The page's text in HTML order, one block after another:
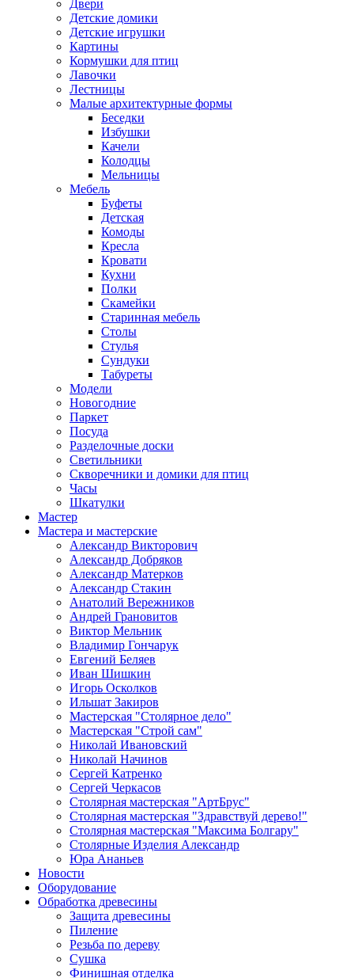
Двери
Детские домики
Детские игрушки
Картины
Кормушки для птиц
Лавочки
Лестницы
Малые архитектурные формы
Беседки
Избушки
Качели
Колодцы
Мельницы
Мебель
Буфеты
Детская
Комоды
Кресла
Кровати
Кухни
Полки
Скамейки
Старинная мебель
Столы
Стулья
Сундуки
Табуреты
Модели
Новогодние
Паркет
Посуда
Разделочные доски
Светильники
Скворечники и домики для птиц
Часы
Шкатулки
Мастер
Мастера и мастерские
Александр Викторович
Александр Добряков
Александр Матерков
Александр Стакин
Анатолий Вережников
Андрей Грановитов
Виктор Мельник
Владимир Гончарук
Евгений Беляев
Иван Шишкин
Игорь Осколков
Ильшат Закиров
Мастерская "Столярное дело"
Мастерская "Строй сам"
Николай Ивановский
Николай Начинов
Сергей Катренко
Сергей Черкасов
Столярная мастерская "АртБрус"
Столярная мастерская "Здравствуй дерево!"
Столярная мастерская "Максима Болгару"
Столярные Изделия Александр
Юра Ананьев
Новости
Оборудование
Обработка древесины
Защита древесины
Пиление
Резьба по дереву
Сушка
Финишная отделка